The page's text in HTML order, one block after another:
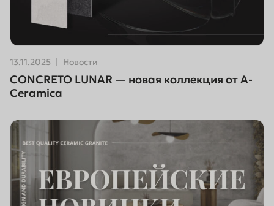
13.11.2025 Новости
CONCRETO LUNAR — новая коллекция от A-
Ceramica